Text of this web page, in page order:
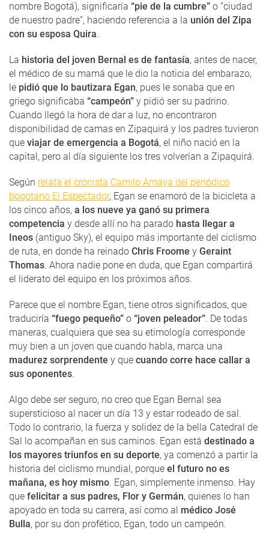
nombre Bogotá), significaría “pie de la cumbre” o “ciudad
de nuestro padre”, haciendo referencia a la unión del Zipa
con su esposa Quira.
La historia del joven Bernal es de fantasía, antes de nacer,
el médico de su mamá que le dio la noticia del embarazo,
le pidió que lo bautizara Egan, pues le sonaba que en
griego significaba “campeón” y pidió ser su padrino.
Cuando llegó la hora de dar a luz, no encontraron
disponibilidad de camas en Zipaquirá y los padres tuvieron
que viajar de emergencia a Bogotá, el niño nació en la
capital, pero al día siguiente los tres volverían a Zipaquirá.
Según relata el cronista Camilo Amaya del periódico
bogotano El Espectador, Egan se enamoró de la bicicleta a
los cinco años, a los nueve ya ganó su primera
competencia y desde allí no ha parado hasta llegar a
Ineos (antiguo Sky), el equipo más importante del ciclismo
de ruta, en donde ha reinado Chris Froome y Geraint
Thomas. Ahora nadie pone en duda, que Egan compartirá
el liderato del equipo en los próximos años.
Parece que el nombre Egan, tiene otros significados, que
traduciría “fuego pequeño” o “joven peleador”. De todas
maneras, cualquiera que sea su etimología corresponde
muy bien a un joven que cuando habla, marca una
madurez sorprendente y que cuando corre hace callar a
sus oponentes.
Algo debe ser seguro, no creo que Egan Bernal sea
supersticioso al nacer un día 13 y estar rodeado de sal.
Todo lo contrario, la fuerza y solidez de la bella Catedral de
Sal lo acompañan en sus caminos. Egan está destinado a
los mayores triunfos en su deporte, ya comenzó a partir la
historia del ciclismo mundial, porque el futuro no es
mañana, es hoy mismo. Egan, simplemente inmenso. Hay
que felicitar a sus padres, Flor y Germán, quienes lo han
apoyado en toda su carrera, así como al médico José
Bulla, por su don profético, Egan, todo un campeón.